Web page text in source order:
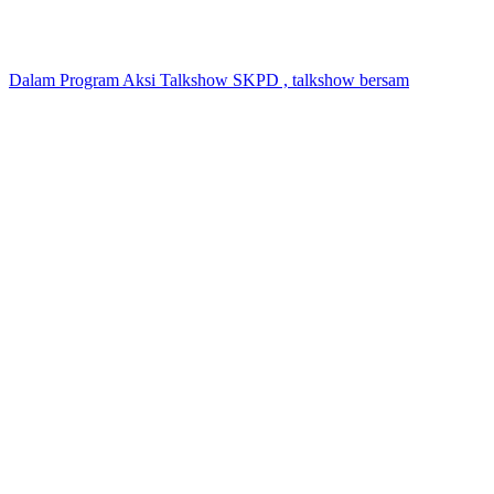
Dalam Program Aksi Talkshow SKPD , talkshow bersam